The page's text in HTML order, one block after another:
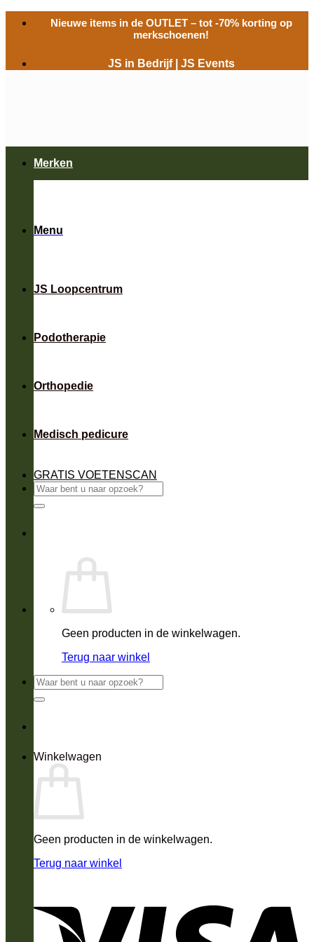
naar
Nieuwe items in de OUTLET– tot -70% korting op
merkschoenen!
JS in Bedrijf JS Events
Menu
JS Loopcentrum
Podotherapie
Orthopedie
Medisch pedicure
GRATIS VOETENSCAN
Zoeken
naar:
Geen producten in de winkelwagen.
Terug naar winkel
Zoeken
naar:
Winkelwagen
Geen producten in de winkelwagen.
Terug naar winkel
Merken